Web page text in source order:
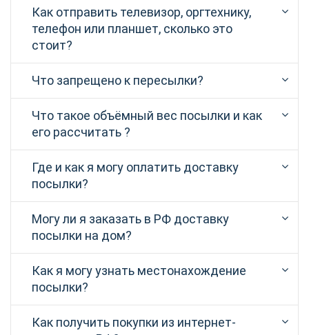
Как отправить телевизор, оргтехнику,
телефон или планшет, сколько это
стоит?
Что запрещено к пересылки?
Что такое объёмный вес посылки и как
его рассчитать ?
Где и как я могу оплатить доставку
посылки?
Могу ли я заказать в РФ доставку
посылки на дом?
Как я могу узнать местонахождение
посылки?
Как получить покупки из интернет-